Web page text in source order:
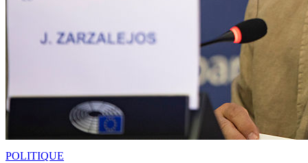
POLITIQUE